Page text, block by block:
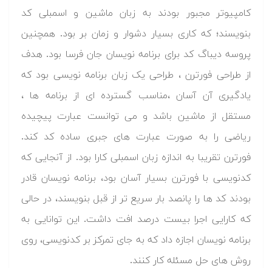
کامپیوتر مجبور بودند به زبان ماشین و اسمبلی کد
بنویسند؛ که کاری بسیار دشوار و زمان بر بود. همچنین
پروسه دیباگ کد برای برنامه نویسان جان فرسا بود. هدف
از طراحی فورترن ، طراحی یک زبان برنامه نویسی بود که
یادگیری آن آسان ،مناسب گسترده ای از برنامه ها ،
مستقل از ماشین باشد و می توانست عبارت پیچیده
ریاضی را به صورت عبارت های جبری ساده کد کند.
فورترن تقریبا به اندازه زبان اسمبلی کارا بود. از آنجایی که
کدنویسی با فورترن بسیار آسان بود، برنامه نویسان قادر
بودند کد ها را پانصد بار سریع تر از قبل بنویسند، در حالی
که کارایی اجرا بیست درصد افت داشت. این توانایی به
برنامه نویسان اجازه داد که به جای تمرکز بر کدنویسی، روی
روش های حل مسئله کار کنند.